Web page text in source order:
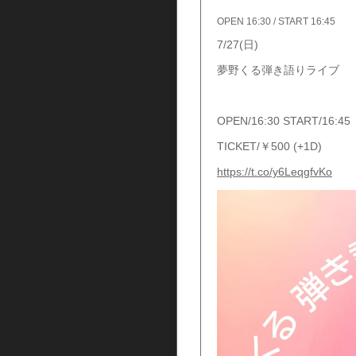
OPEN 16:30 / START 16:45
7/27(日)
夢野くる弾き語りライブ
OPEN/16:30 START/16:45
TICKET/￥500 (+1D)
https://t.co/y6LeqgfvKo